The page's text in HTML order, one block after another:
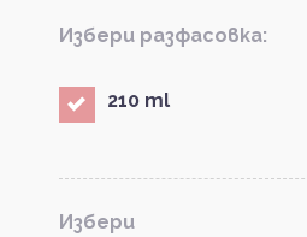
Избери разфасовка:
210 ml
Избери